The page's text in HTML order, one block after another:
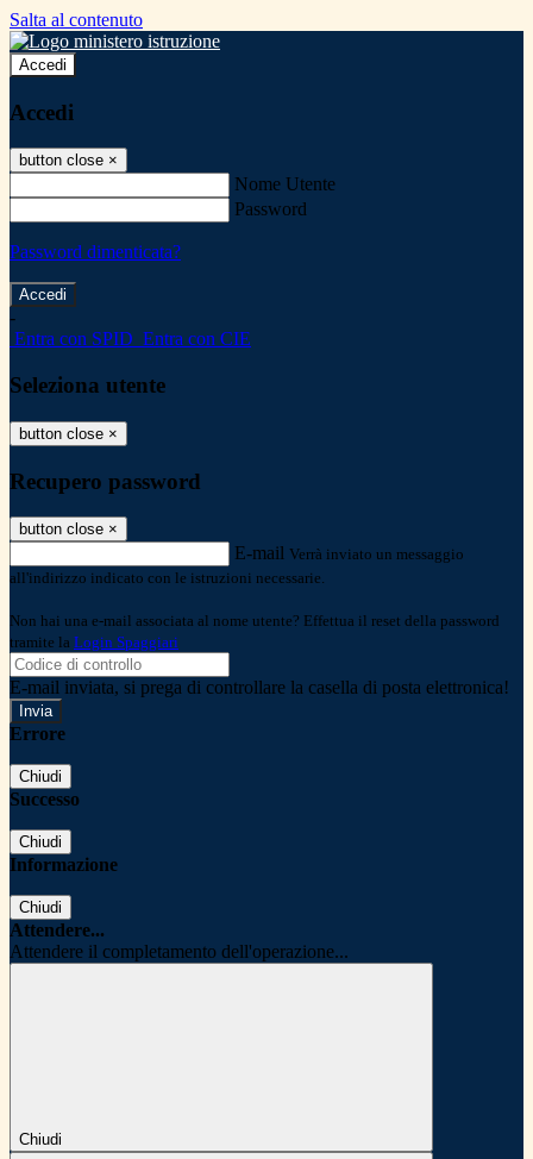
Salta al contenuto
Accedi
Accedi
button close ×
Nome Utente
Password
Password dimenticata?
-
Entra con SPID Entra con CIE
Seleziona utente
button close ×
Recupero password
button close ×
E-mail Verrà inviato un messaggio
all'indirizzo indicato con le istruzioni necessarie.
Non hai una e-mail associata al nome utente? Effettua il reset della password
tramite la Login Spaggiari
E-mail inviata, si prega di controllare la casella di posta elettronica!
Errore
Chiudi
Successo
Chiudi
Informazione
Chiudi
Attendere...
Attendere il completamento dell'operazione...
Chiudi